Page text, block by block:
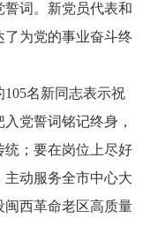
誓词。新党员代表和
了为党的事业奋斗终
名新同志表示祝
党誓词铭记终身，
统；要在岗位上尽好
动服务全市中心大
闽西革命老区高质量